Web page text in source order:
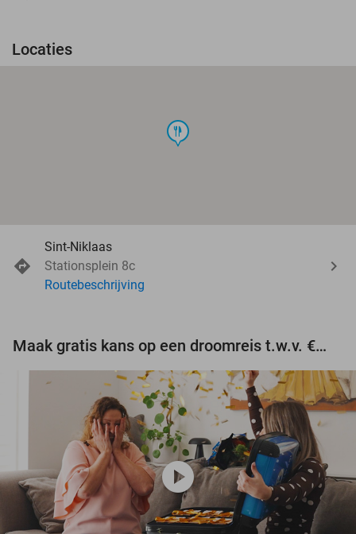
Locaties
food
Sint-Niklaas
Stationsplein 8c
Routebeschrijving
Maak gratis kans op een droomreis t.w.v. €3.000!
play_circle